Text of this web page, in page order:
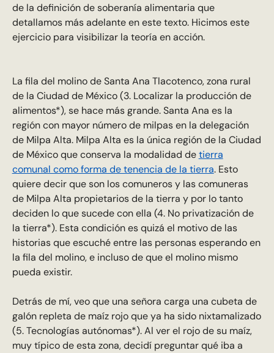
de la definición de soberanía alimentaria que
detallamos más adelante en este texto. Hicimos este
ejercicio para visibilizar la teoría en acción.
La fila del molino de Santa Ana Tlacotenco, zona rural
de la Ciudad de México (3. Localizar la producción de
alimentos*), se hace más grande. Santa Ana es la
región con mayor número de milpas en la delegación
de Milpa Alta. Milpa Alta es la única región de la Ciudad
de México que conserva la modalidad detierra
comunal como forma de tenencia de la tierra. Esto
quiere decir que son los comuneros y las comuneras
de Milpa Alta propietarios de la tierra y por lo tanto
deciden lo que sucede con ella (4. No privatización de
la tierra*). Esta condición es quizá el motivo de las
historias que escuché entre las personas esperando en
la fila del molino, e incluso de que el molino mismo
pueda existir.
Detrás de mí, veo que una señora carga una cubeta de
galón repleta de maíz rojo que ya ha sido nixtamalizado
(5. Tecnologías autónomas*). Al ver el rojo de su maíz,
muy típico de esta zona, decidí preguntar qué iba a